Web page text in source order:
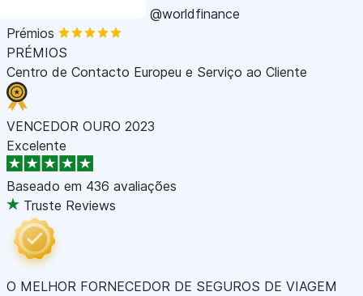
@worldfinance
Prémios
PRÉMIOS
Centro de Contacto Europeu e Serviço ao Cliente
VENCEDOR OURO 2023
Excelente
Baseado em 436 avaliações
Truste Reviews
O MELHOR FORNECEDOR DE SEGUROS DE VIAGEM